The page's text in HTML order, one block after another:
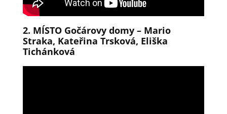
2. MÍSTO Gočárovy domy – Mario
Straka, Kateřina Trsková, Eliška
Tichánková